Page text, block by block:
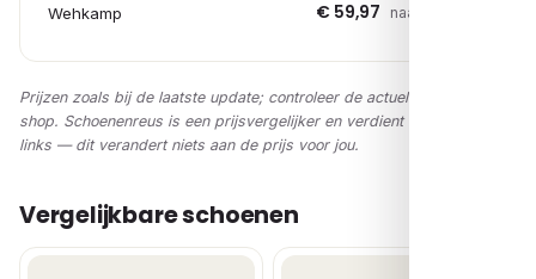
Wehkamp € 59,97 naar shop →
Prijzen zoals bij de laatste update; controleer de actuele prijs in de
shop. Schoenenreus is een prijsvergelijker en verdient via affiliate-
links — dit verandert niets aan de prijs voor jou.
Vergelijkbare schoenen